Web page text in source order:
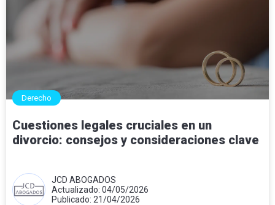
Derecho
Cuestiones legales cruciales en un
divorcio: consejos y consideraciones clave
JCD ABOGADOS
Actualizado: 04/05/2026
Publicado: 21/04/2026